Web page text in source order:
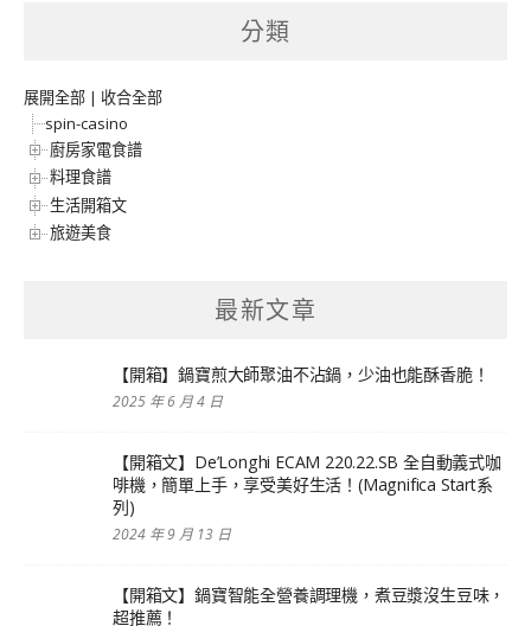
分類
展開全部 | 收合全部
spin-casino
廚房家電食譜
料理食譜
生活開箱文
旅遊美食
最新文章
【開箱】鍋寶煎大師聚油不沾鍋，少油也能酥香脆！
2025 年 6 月 4 日
【開箱文】De’Longhi ECAM 220.22.SB 全自動義式咖
啡機，簡單上手，享受美好生活！(Magnifica Start系
列)
2024 年 9 月 13 日
【開箱文】鍋寶智能全營養調理機，煮豆漿沒生豆味，
超推薦！